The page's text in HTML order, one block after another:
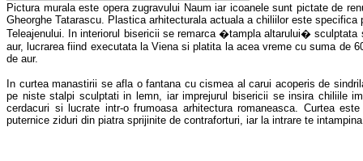
Pictura murala este opera zugravului Naum iar icoanele sunt pictate de
Gheorghe Tatarascu. Plastica arhitecturala actuala a chiliilor este specifica
Teleajenului. In interiorul bisericii se remarca �tampla altarului� sculptata
aur, lucrarea fiind executata la Viena si platita la acea vreme cu suma de
de aur.
In curtea manastirii se afla o fantana cu cismea al carui acoperis de
pe niste stalpi sculptati in lemn, iar imprejurul bisericii se insira chiliile
cerdacuri si lucrate intr-o frumoasa arhitectura romaneasca. Curtea
puternice ziduri din piatra sprijinite de contraforturi, iar la intrare te